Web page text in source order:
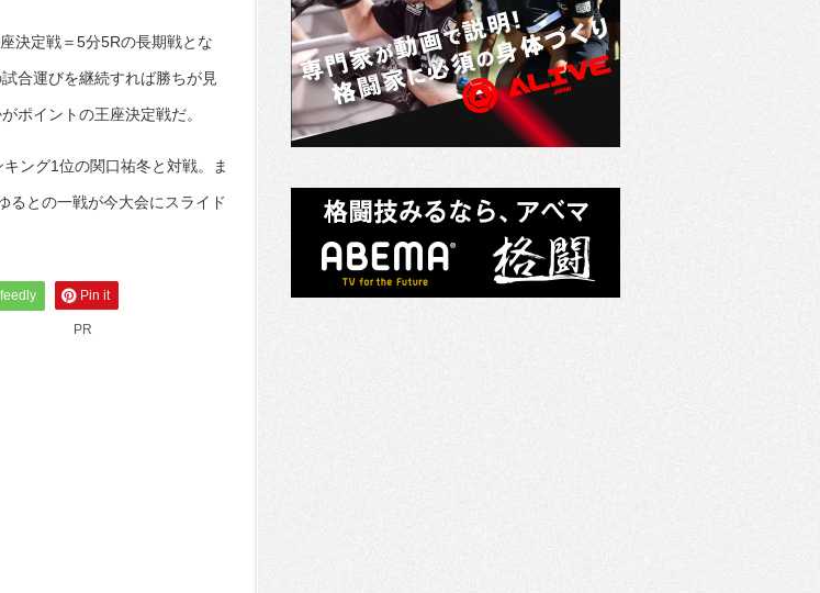
決定戦＝5分5Rの長期戦とな
合運びを継続すれば勝ちが見
ポイントの王座決定戦だ。
ング1位の関口祐冬と対戦。ま
るとの一戦が今大会にスライド
feedly Pin it
PR